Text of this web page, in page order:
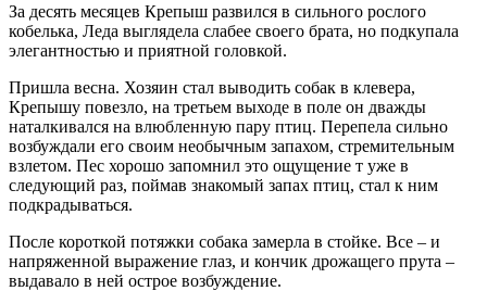
За десять месяцев Крепыш развился в сильного рослого
кобелька, Леда выглядела слабее своего брата, но подкупала
элегантностью и приятной головкой.
Пришла весна. Хозяин стал выводить собак в клевера,
Крепышу повезло, на третьем выходе в поле он дважды
наталкивался на влюбленную пару птиц. Перепела сильно
возбуждали его своим необычным запахом, стремительным
взлетом. Пес хорошо запомнил это ощущение т уже в
следующий раз, поймав знакомый запах птиц, стал к ним
подкрадываться.
После короткой потяжки собака замерла в стойке. Все – и
напряженной выражение глаз, и кончик дрожащего прута –
выдавало в ней острое возбуждение.